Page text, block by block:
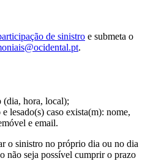
de sinistro e submeta o
.​
(dia, hora, local);​
lesado(s) caso exista(m): nome,
e email.​​​
o sinistro no próprio dia ou no dia
não seja possível cumprir o prazo